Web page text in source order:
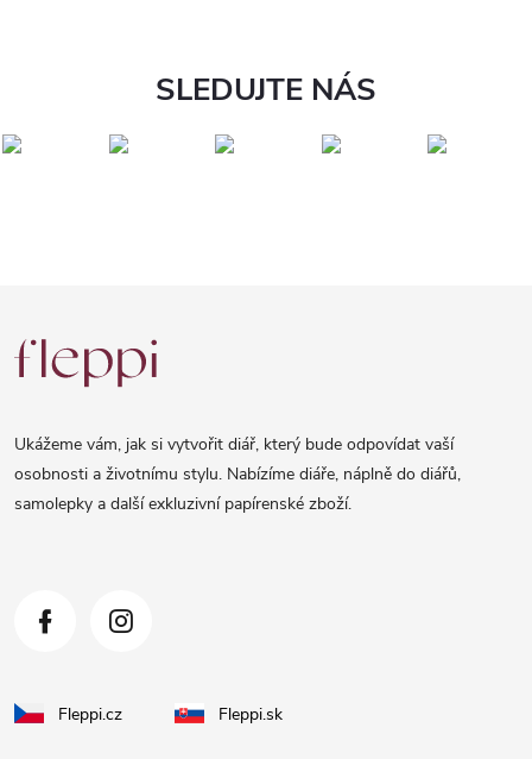
SLEDUJTE NÁS
á
Ukážeme vám, jak si vytvořit diář, který bude odpovídat vaší
osobnosti a životnímu stylu. Nabízíme diáře, náplně do diářů,
samolepky a další exkluzivní papírenské zboží.
Fleppi.cz Fleppi.sk